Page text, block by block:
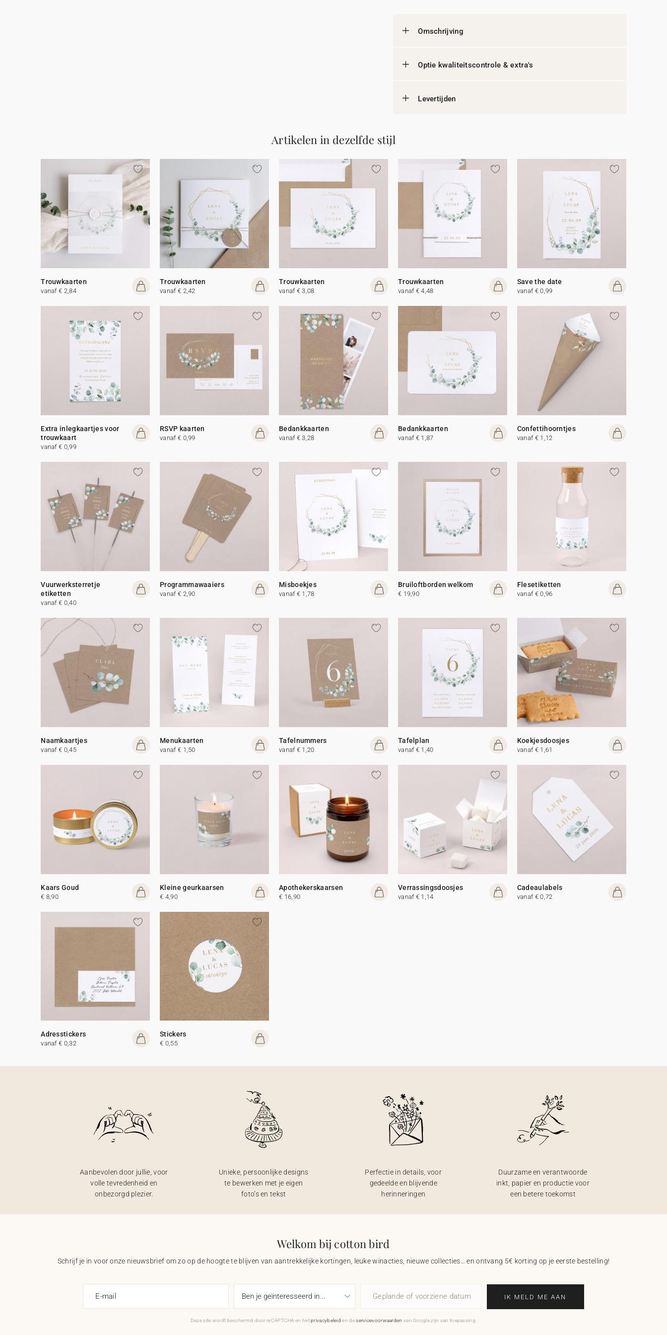
Omschrijving
Optie kwaliteitscontrole & extra's
Levertijden
Artikelen in dezelfde stijl
Trouwkaarten
vanaf € 2,84
Trouwkaarten
vanaf € 2,42
Trouwkaarten
vanaf € 3,08
Trouwkaarten
vanaf € 4,48
Save the date
vanaf € 0,99
Extra inlegkaartjes voor
trouwkaart
vanaf € 0,99
RSVP kaarten
vanaf € 0,99
Bedankkaarten
vanaf € 3,28
Bedankkaarten
vanaf € 1,87
Confettihoorntjes
vanaf € 1,12
Vuurwerksterretje
etiketten
vanaf € 0,40
Programmawaaiers
vanaf € 2,90
Misboekjes
vanaf € 1,78
Bruiloftborden welkom
€ 19,90
Flesetiketten
vanaf € 0,96
Naamkaartjes
vanaf € 0,45
Menukaarten
vanaf € 1,50
Tafelnummers
vanaf € 1,20
Tafelplan
vanaf € 1,40
Koekjesdoosjes
vanaf € 1,61
Kaars Goud
€ 8,90
Kleine geurkaarsen
€ 4,90
Apothekerskaarsen
€ 16,90
Verrassingsdoosjes
vanaf € 1,14
Cadeaulabels
vanaf € 0,72
Adresstickers
vanaf € 0,32
Stickers
€ 0,55
Aanbevolen door jullie, voor
volle tevredenheid en
onbezorgd plezier.
Unieke, persoonlijke designs
te bewerken met je eigen
foto’s en tekst
Perfectie in details, voor
gedeelde en blijvende
herinneringen
Duurzame en verantwoorde
inkt, papier en productie voor
een betere toekomst
Welkom bij cotton bird
Schrijf je in voor onze nieuwsbrief om zo op de hoogte te blijven van aantrekkelijke kortingen, leuke winacties, nieuwe collecties… en ontvang 5€ korting op je eerste bestelling!
E-mail Geplande of voorziene datum IK MELD ME AAN
Deze site wordt beschermd door reCAPTCHA en hetprivacybeleid en deservicevoorwaarden van Google zijn van toepassing.